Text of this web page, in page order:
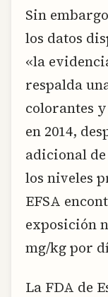
Sin
los datos
«la
respalda
colorantes
en 2014,
adicional
los niveles
EFSA
exposición
mg/kg por
La FDA de